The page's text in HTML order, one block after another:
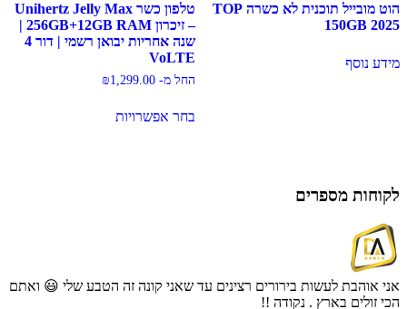
הוט מובייל תוכנית לא כשרה TOP
150GB 2025
מידע נוסף
טלפון כשר Unihertz Jelly Max
– זיכרון 256GB+12GB RAM |
שנה אחריות יבואן רשמי | דור 4
VoLTE
החל מ- ₪1,299.00
בחר אפשרויות
בעמוד
המוצר
לקוחות מספרים
אני אוהבת לעשות בירורים רצינים עד שאני קונה זה הטבע שלי 😃 ואתם
הכי זולים בארץ . נקודה !!